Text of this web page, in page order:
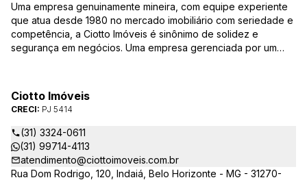
Uma empresa genuinamente mineira, com equipe experiente
que atua desde 1980 no mercado imobiliário com seriedade e
competência, a Ciotto Imóveis é sinônimo de solidez e
segurança em negócios. Uma empresa gerenciada por um
conservação de condomínios, disponibilizando sempre as
melhores opções da região da Pampulha. Oferecemos ainda
completa assessória, consulte-nos sobre os nossos
lançamentos, imóveis em construção e condomínios fechados,
administrados exclusivamente pela Ciotto Imóveis. Fazemos a
aprovação do seu credito junto a Caixa Econômica Federal e
demais agentes financeiros.
Ciotto Imóveis
CRECI: PJ 5414
(31) 3324-0611
(31) 99714-4113
atendimento@ciottoimoveis.com.br
Rua Dom Rodrigo, 120, Indaiá, Belo Horizonte - MG - 31270-